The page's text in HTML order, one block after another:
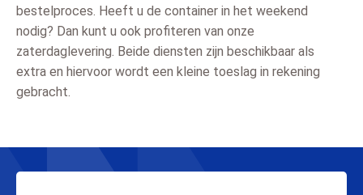
bestelproces. Heeft u de container in het weekend
nodig? Dan kunt u ook profiteren van onze
zaterdaglevering. Beide diensten zijn beschikbaar als
extra en hiervoor wordt een kleine toeslag in rekening
gebracht.